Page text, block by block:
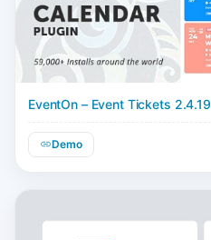
EventOn – Event Tickets 2.4.19
Demo